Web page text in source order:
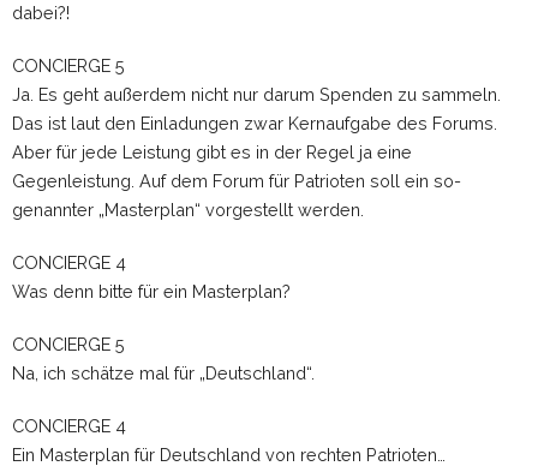
dabei?!
CONCIERGE 5
Ja. Es geht außerdem nicht nur darum Spenden zu sammeln.
Das ist laut den Einladungen zwar Kernaufgabe des Forums.
Aber für jede Leistung gibt es in der Regel ja eine
Gegenleistung. Auf dem Forum für Patrioten soll ein so-
genannter „Masterplan“ vorgestellt werden.
CONCIERGE 4
Was denn bitte für ein Masterplan?
CONCIERGE 5
Na, ich schätze mal für „Deutschland“.
CONCIERGE 4
Ein Masterplan für Deutschland von rechten Patrioten…